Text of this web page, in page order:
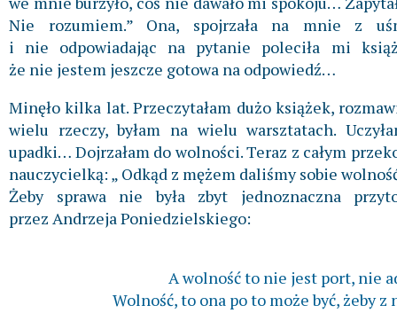
Nie rozumiem.” Ona, spojrzała na mnie z
i nie odpowiadając na pytanie poleciła mi
że nie jestem jeszcze gotowa na odpowiedź…
Minęło kilka lat. Przeczytałam dużo książek,
wielu rzeczy, byłam na wielu warsztatach.
upadki… Dojrzałam do wolności. Teraz z całym
nauczycielką: „ Odkąd z mężem daliśmy sobie
Żeby sprawa nie była zbyt jednoznaczna
przez Andrzeja Poniedzielskiego:
A wolność to nie jest port, nie
Wolność, to ona po to może być, żeby